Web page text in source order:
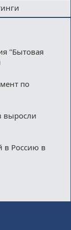
"Бытовая
по
выросли
в Россию в